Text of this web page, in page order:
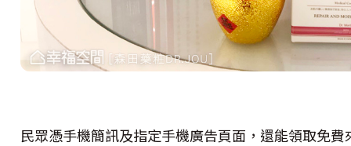
民眾憑手機簡訊及指定手機廣告頁面，還能領取免費